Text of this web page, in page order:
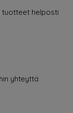
helposti
yhteyttä